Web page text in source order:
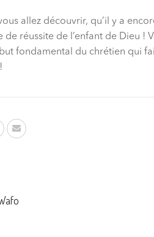
allez découvrir, qu’il y a
de réussite de l’enfant de Dieu
fondamental du chrétien qui